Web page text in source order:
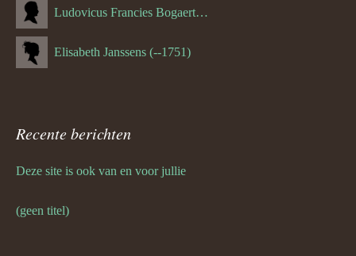
Ludovicus Francies Bogaert (--1825)
Elisabeth Janssens (--1751)
Recente berichten
Deze site is ook van en voor jullie
(geen titel)